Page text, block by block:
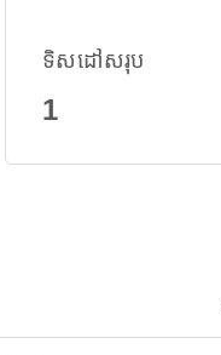
ទិសដៅសរុប
1